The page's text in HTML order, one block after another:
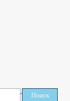
Поиск
Поиск